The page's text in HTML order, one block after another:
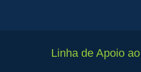
Linha de Apoio